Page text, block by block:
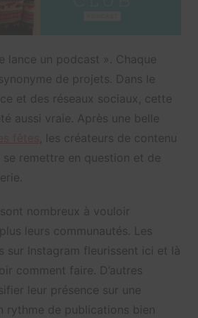
lance un podcast ». Chaque
de projets. Dans le
et des réseaux sociaux, cette
aussi vraie. Après une belle
, les créateurs de contenu
remettre en question et de
nombreux à vouloir
leurs communautés. Les
sur Instagram fleurissent ici et là
comment faire. D’autres
leur présence sur une
rythme de publications bien